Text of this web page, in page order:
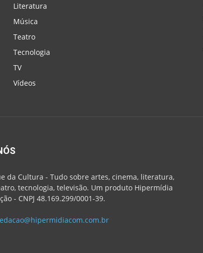
Literatura
Música
Teatro
Tecnologia
TV
Vídeos
da Cultura - Tudo sobre artes, cinema, literatura,
tecnologia, televisão. Um produto Hipermídia
- CNPJ 48.169.299/0001-39.